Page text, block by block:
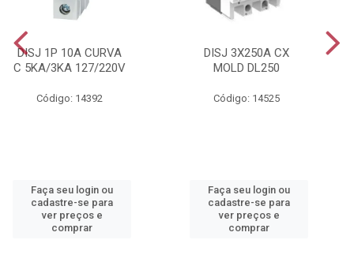
DISJ 1P 10A CURVA
C 5KA/3KA 127/220V
Código: 14392
Faça seu login ou
cadastre-se para
ver preços e
comprar
DISJ 3X250A CX
MOLD DL250
Código: 14525
Faça seu login ou
cadastre-se para
ver preços e
comprar